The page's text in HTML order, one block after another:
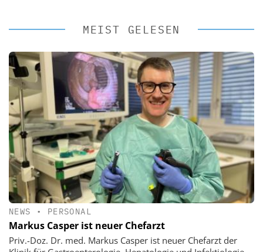
MEIST GELESEN
NEWS • PERSONAL
Markus Casper ist neuer Chefarzt
Priv.-Doz. Dr. med. Markus Casper ist neuer Chefarzt der